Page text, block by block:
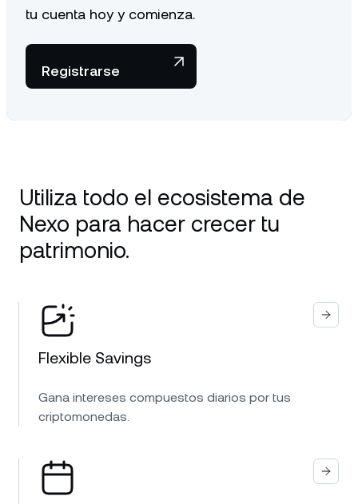
tu cuenta hoy y comienza.
Registrarse
Utiliza todo el ecosistema de
Nexo para hacer crecer tu
patrimonio.
Flexible Savings
Gana intereses compuestos diarios por tus
criptomonedas.